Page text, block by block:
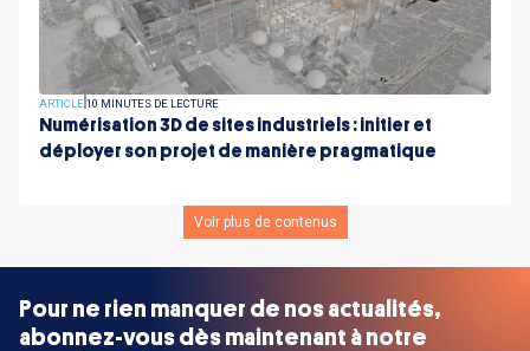
ARTICLE10 MINUTES DE LECTURE
Numérisation 3D de sites industriels : initier et
déployer son projet de manière pragmatique
Voir plus de contenus
Pour ne rien manquer de nos actualités,
abonnez-vous dès maintenant à notre